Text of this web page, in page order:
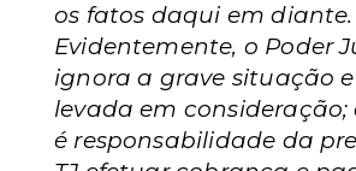
os fatos daqui em diante.
Evidentemente, o Poder
ignora a grave situação e
levada em consideração;
é responsabilidade da